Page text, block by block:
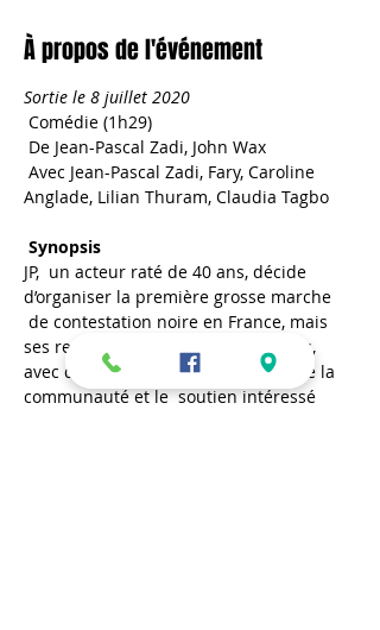
À propos de l'événement
Sortie le 8 juillet 2020
Anglade, Lilian Thuram, Claudia Tagbo
Synopsis
JP,  un acteur raté de 40 ans, décide
d’organiser la première grosse marche
de contestation noire en France, mais
ses rencontres, souvent  burlesques,
avec des personnalités influentes de la
communauté et le  soutien intéressé